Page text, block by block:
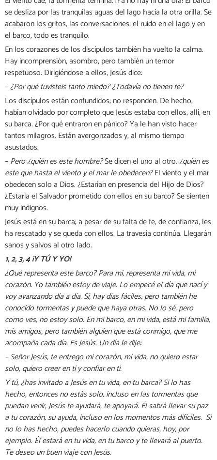
se desliza por las tranquilas aguas del lago hacia la otra orilla. Se
acabaron los gritos, las conversaciones, el ruido en el lago y en
el barco, todo es tranquilo.
En los corazones de los discípulos también ha vuelto la calma.
Hay incomprensión, asombro, pero también un temor
respetuoso. Dirigiéndose a ellos, Jesús dice:
–¿Por qué tuvisteis tanto miedo? ¿Todavía no tienen fe?
Los discípulos están confundidos; no responden. De hecho,
habían olvidado por completo que Jesús estaba con ellos, allí, en
su barca. ¿Por qué entraron en pánico? Ya le han visto hacer
tantos milagros. Están avergonzados y, al mismo tiempo
asustados.
–Pero ¿quién es este hombre?Se dicen el uno al otro.¿quién es
este que hasta el viento y el mar le obedecen?El viento y el mar
obedecen solo a Dios. ¿Estarían en presencia del Hijo de Dios?
¿Estaría el Salvador prometido con ellos en su barco? Se sienten
muy indignos.
Jesús está en su barca; a pesar de su falta de fe, de confianza, les
ha rescatado y se queda con ellos. La travesía continúa. Llegarán
sanos y salvos al otro lado.
1, 2, 3, 4 ¡Y TÚ Y YO!
¿Qué representa este barco? Para mí, representa mi vida, mi
corazón. Yo también estoy de viaje. Lo empecé el día que nací y
voy avanzando día a día. Sí, hay días fáciles, pero también he
conocido tormentas y puede que haya otras. No lo sé, pero
como ves, no estoy solo. En mi barco, en mi vida, está mi familia,
mis amigos, pero también alguien que está conmigo, que me
acompaña cada día. Es Jesús. Un día le dije:
– Señor Jesús, te entrego mi corazón, mi vida, no quiero estar
solo, quiero creer en ti y confiar en ti.
Y tú, ¿has invitado a Jesús en tu vida, en tu barca? Si lo has
hecho, entonces no estás solo, incluso en las tormentas que
puedan venir, Jesús te ayudará, te apoyará. Él sabrá llevar su paz
a tu corazón, su ayuda, incluso en los momentos más difíciles. Si
no lo has hecho, puedes hacerlo cuando quieras, hoy, por
ejemplo. Él estará en tu vida, en tu barco y te llevará al puerto.
Te deseo un buen viaje con Jesús.